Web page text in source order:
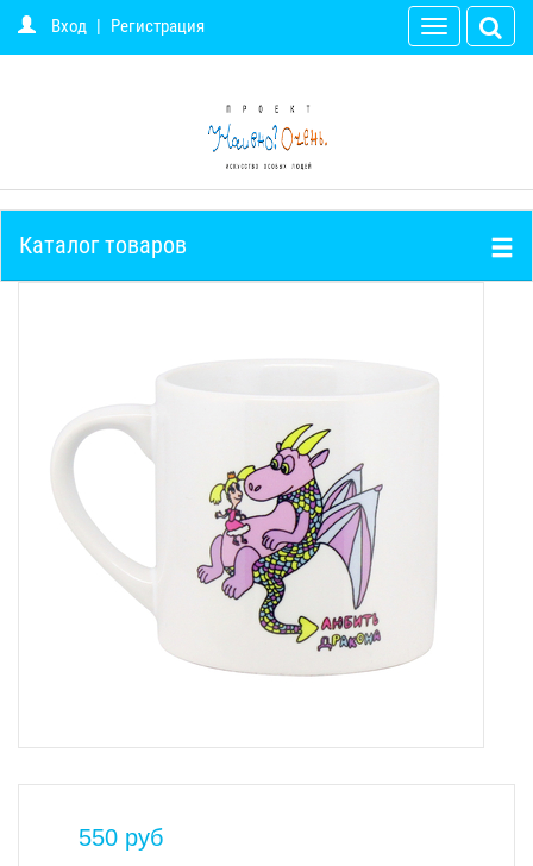
Вход | Регистрация
Toggle
navigation
Каталог товаров
550 руб